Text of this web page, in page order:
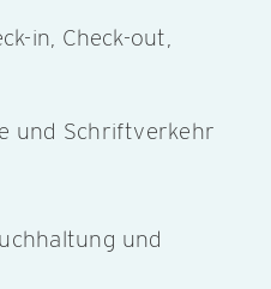
in, Check-out,
und Schriftverkehr
und